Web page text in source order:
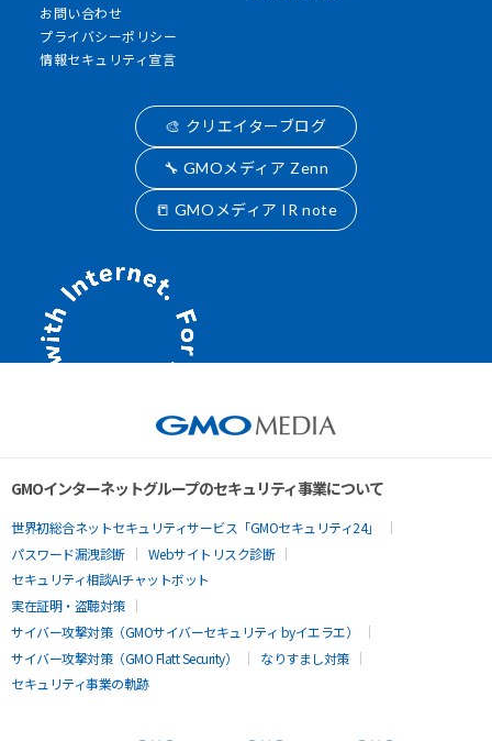
お問い合わせ
プライバシーポリシー
情報セキュリティ宣言
🎨 クリエイターブログ
🔧 GMOメディア Zenn
📒 GMOメディア IR note
GMOインターネットグループのセキュリティ事業について
世界初総合ネットセキュリティサービス「GMOセキュリティ24」
パスワード漏洩診断
Webサイトリスク診断
セキュリティ相談AIチャットボット
実在証明・盗聴対策
サイバー攻撃対策（GMOサイバーセキュリティ byイエラエ）
サイバー攻撃対策（GMO Flatt Security）
なりすまし対策
セキュリティ事業の軌跡